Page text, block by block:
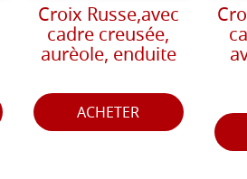
Croix Russe,avec
cadre creusée,
aurèole, enduite
ACHETER